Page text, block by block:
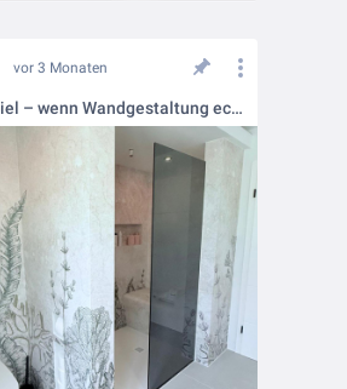
vor 3 Monaten
Praxisbeispiel – wenn Wandgestaltung echten Mehrwert bekommt